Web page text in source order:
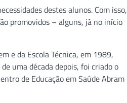
destes alunos. Com isso,
promovidos – alguns, já no início
e da Escola Técnica, em 1989,
uma década depois, foi criado o
de Educação em Saúde Abram